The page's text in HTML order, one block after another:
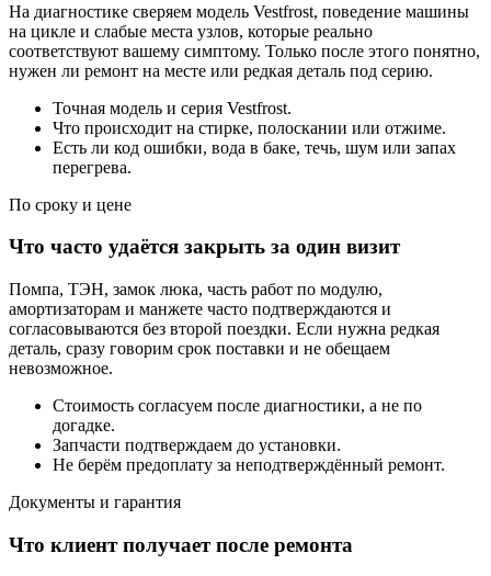
На диагностике сверяем модель Vestfrost, поведение машины
на цикле и слабые места узлов, которые реально
соответствуют вашему симптому. Только после этого понятно,
нужен ли ремонт на месте или редкая деталь под серию.
Точная модель и серия Vestfrost.
Что происходит на стирке, полоскании или отжиме.
Есть ли код ошибки, вода в баке, течь, шум или запах
перегрева.
По сроку и цене
Что часто удаётся закрыть за один визит
Помпа, ТЭН, замок люка, часть работ по модулю,
амортизаторам и манжете часто подтверждаются и
согласовываются без второй поездки. Если нужна редкая
деталь, сразу говорим срок поставки и не обещаем
невозможное.
Стоимость согласуем после диагностики, а не по
догадке.
Запчасти подтверждаем до установки.
Не берём предоплату за неподтверждённый ремонт.
Документы и гарантия
Что клиент получает после ремонта